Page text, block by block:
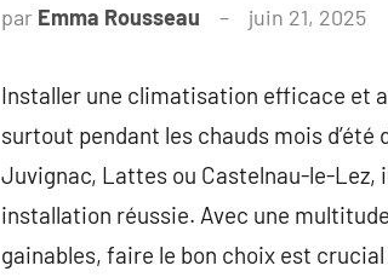
par Emma Rousseau juin 21, 2025
Installer une climatisation efficace et
surtout pendant les chauds mois d’été
Juvignac, Lattes ou Castelnau-le-Lez,
installation réussie. Avec une
gainables, faire le bon choix est